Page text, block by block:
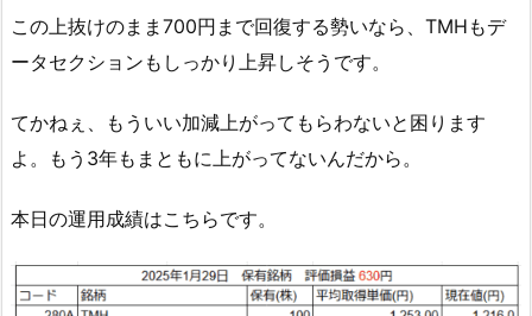
この上抜けのまま700円まで回復する勢いなら、TMHもデ
ータセクションもしっかり上昇しそうです。
てかねぇ、もういい加減上がってもらわないと困ります
よ。もう3年もまともに上がってないんだから。
本日の運用成績はこちらです。